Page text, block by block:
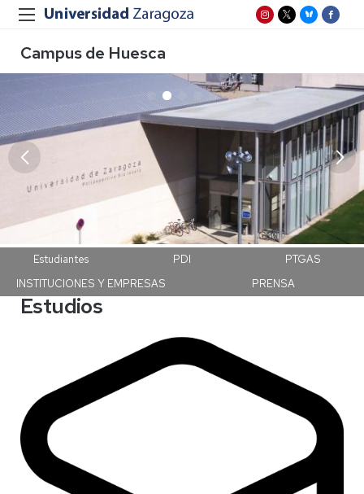
Campus de Huesca
Campus Huesca
Estudiantes PDI
PTGAS
INSTITUCIONES Y EMPRESAS
PRENSA
Estudios